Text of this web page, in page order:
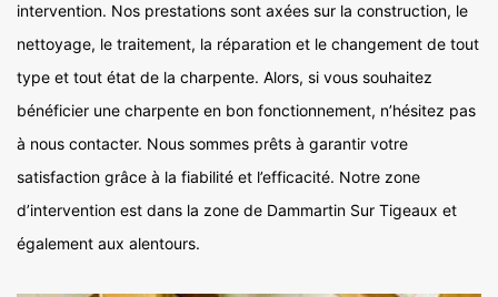
intervention. Nos prestations sont axées sur la construction, le
nettoyage, le traitement, la réparation et le changement de tout
type et tout état de la charpente. Alors, si vous souhaitez
bénéficier une charpente en bon fonctionnement, n’hésitez pas
à nous contacter. Nous sommes prêts à garantir votre
satisfaction grâce à la fiabilité et l’efficacité. Notre zone
d’intervention est dans la zone de Dammartin Sur Tigeaux et
également aux alentours.